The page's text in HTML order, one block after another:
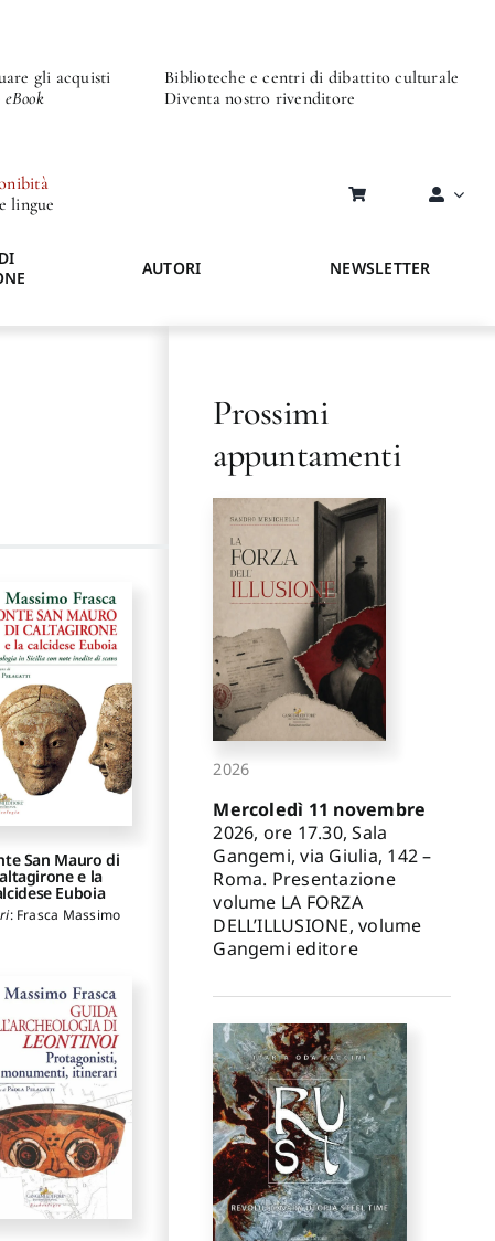
gli acquisti
Biblioteche e centri di dibattito culturale
Diventa nostro rivenditore
lingue
AUTORI NEWSLETTER
San Mauro di
e la
Euboia
: Frasca Massimo
Prossimi
appuntamenti
2026
Mercoledì 11 novembre
2026, ore 17.30, Sala
Gangemi, via Giulia, 142 –
Roma. Presentazione
volume LA FORZA
DELL’ILLUSIONE, volume
Gangemi editore